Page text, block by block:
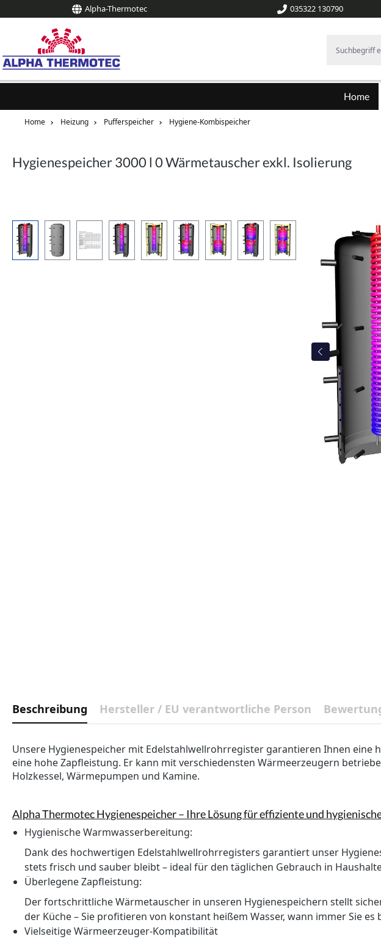
Zur Hauptnavigation springen
Alpha-Thermotec 035322 130790
Home
Home Heizung Pufferspeicher Hygiene-Kombispeicher
Hygienespeicher 3000 l 0 Wärmetauscher exkl. Isolierung
Bildergalerie überspringen
Beschreibung Hersteller / EU verantwortliche Person
Unsere Hygienespeicher mit Edelstahlwellrohrregister garantieren Ihnen
eine hohe Zapfleistung. Er kann mit verschiedensten Wärmeerzeugern
Holzkessel, Wärmepumpen und Kamine.
Alpha Thermotec Hygienespeicher – Ihre Lösung für effiziente und
Hygienische Warmwasserbereitung:
Dank des hochwertigen Edelstahlwellrohrregisters garantiert unser
stets frisch und sauber bleibt – ideal für den täglichen Gebrauch in
Überlegene Zapfleistung:
Der fortschrittliche Wärmetauscher in unseren Hygienespeichern stellt
der Küche – Sie profitieren von konstant heißem Wasser, wann immer Sie es
Vielseitige Wärmeerzeuger-Kompatibilität